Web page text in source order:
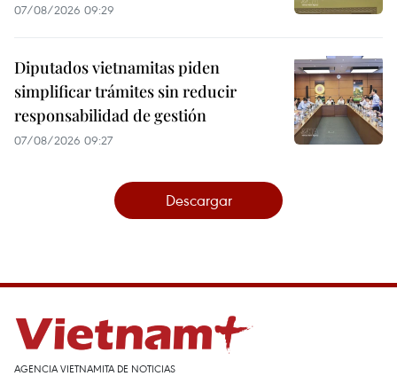
07/08/2026 09:29
Diputados vietnamitas piden
simplificar trámites sin reducir
responsabilidad de gestión
07/08/2026 09:27
Descargar
AGENCIA VIETNAMITA DE NOTICIAS